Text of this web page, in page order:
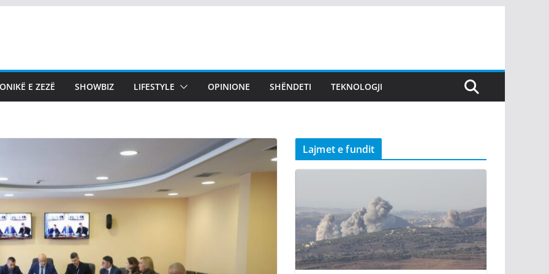
E ZEZË SHOWBIZ LIFESTYLE OPINIONE SHËNDETI TEKNOLOGJI
Lajmet e fundit